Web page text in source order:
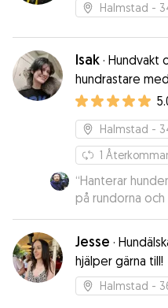
Halmstad -
Isak · Hundvakt
hundrastare
Går på
mycket tid.
Halmstad -
1
“Hanterar
på rundorna och
fortsätta boka
Jesse ·
hjälper gärna till!
Halmstad -